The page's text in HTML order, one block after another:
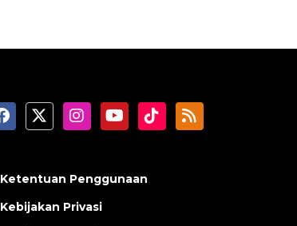
Ketentuan Penggunaan
Kebijakan Privasi